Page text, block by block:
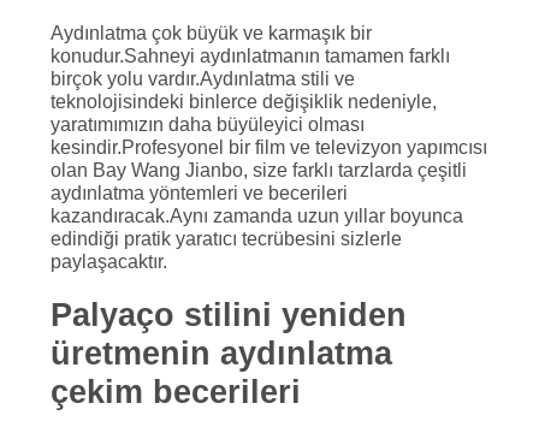
GEÇIN
HABERLER
VAKALAR
SITE
HARITASI
PRIVACY
POLICY
Aydınlatma çok büyük ve karmaşık bir
konudur.Sahneyi aydınlatmanın tamamen farklı
birçok yolu vardır.Aydınlatma stili ve
teknolojisindeki binlerce değişiklik nedeniyle,
yaratımımızın daha büyüleyici olması
kesindir.Profesyonel bir film ve televizyon yapımcısı
olan Bay Wang Jianbo, size farklı tarzlarda çeşitli
aydınlatma yöntemleri ve becerileri
kazandıracak.Aynı zamanda uzun yıllar boyunca
edindiği pratik yaratıcı tecrübesini sizlerle
paylaşacaktır.
Palyaço stilini yeniden
üretmenin aydınlatma
çekim becerileri